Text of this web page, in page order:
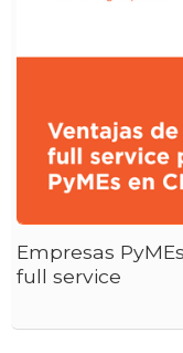
Empresas
full service